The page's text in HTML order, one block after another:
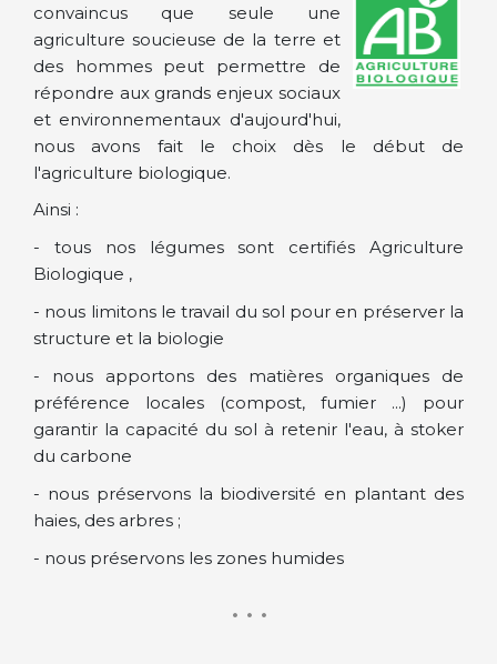
convaincus que seule une
agriculture soucieuse de la terre et
des hommes peut permettre de
répondre aux grands enjeux sociaux
et environnementaux d'aujourd'hui,
nous avons fait le choix dès le début de
l'agriculture biologique.
Ainsi :
- tous nos légumes sont certifiés Agriculture
Biologique ,
- nous limitons le travail du sol pour en préserver la
structure et la biologie
- nous apportons des matières organiques de
préférence locales (compost, fumier ...) pour
garantir la capacité du sol à retenir l'eau, à stoker
du carbone
- nous préservons la biodiversité en plantant des
haies, des arbres ;
- nous préservons les zones humides
• • •